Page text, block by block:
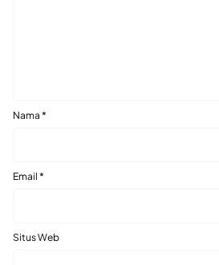
Nama *
Email *
Situs Web